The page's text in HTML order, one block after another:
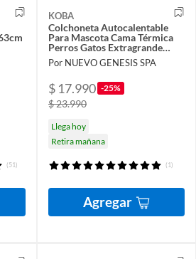
(51)
KOBA
Colchoneta Autocalentable
Para Mascota Cama Térmica
Perros Gatos Extragrande
112x72cm Lavable
Por NUEVO GENESIS SPA
$ 17.990 -25%
$ 23.990
Llega hoy
Retira mañana
(1)
Agregar